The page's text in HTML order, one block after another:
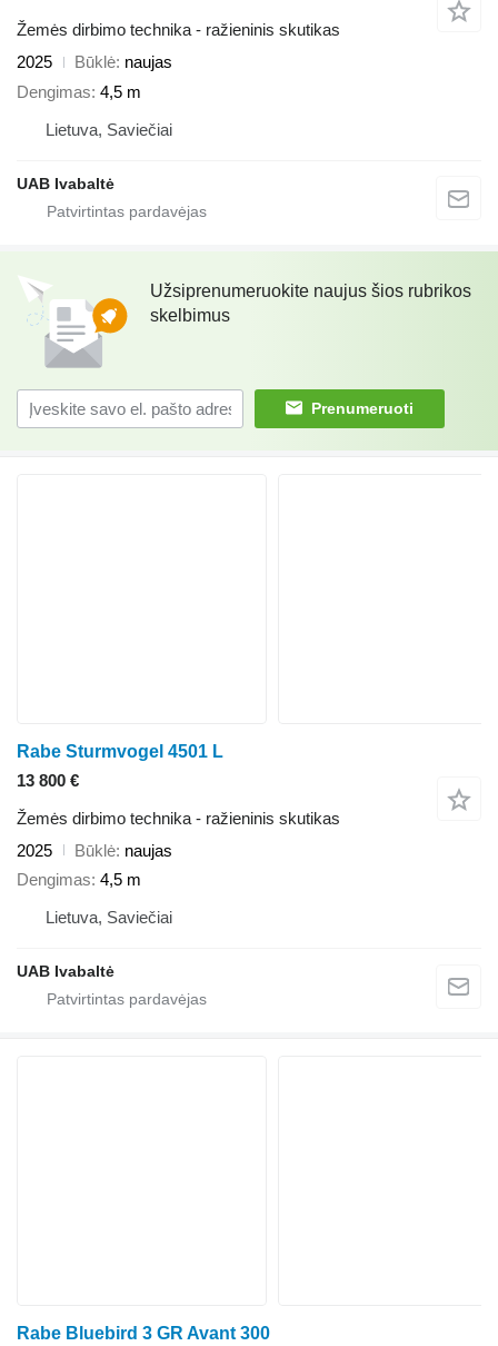
Žemės dirbimo technika - ražieninis skutikas
2025
Būklė naujas
Dengimas 4,5 m
Lietuva, Saviečiai
UAB Ivabaltė
Užsiprenumeruokite naujus šios rubrikos
skelbimus
Prenumeruoti
Rabe Sturmvogel 4501 L
13 800 €
Žemės dirbimo technika - ražieninis skutikas
2025
Būklė naujas
Dengimas 4,5 m
Lietuva, Saviečiai
UAB Ivabaltė
Rabe Bluebird 3 GR Avant 300